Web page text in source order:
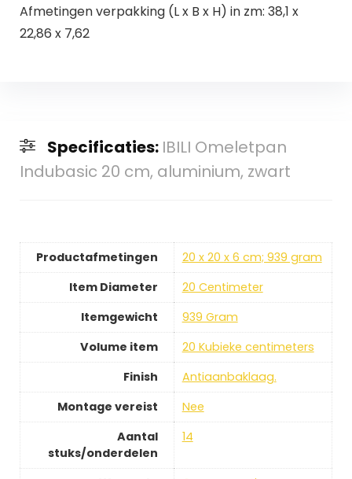
Afmetingen verpakking (L x B x H) in zm: 38,1 x
22,86 x 7,62
Specificaties: IBILI Omeletpan
Indubasic 20 cm, aluminium, zwart
Productafmetingen
20 x 20 x 6 cm; 939 gram
Item Diameter
20 Centimeter
Itemgewicht
939 Gram
Volume item
20 Kubieke centimeters
Finish
Antiaanbaklaag.
Montage vereist
Nee
Aantal
stuks/onderdelen
14